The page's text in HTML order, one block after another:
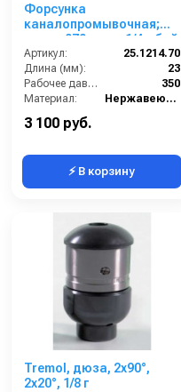
Форсунка
каналопромывочная;
сопло 070; вход 1/4г; бой
3Rx1F
Артикул:
25.1214.70
Длина (мм):
23
Рабочее давление (бар):
350
Материал:
Нержавеющая сталь
3 100 руб.
⚡ В корзину
Tremol, дюза, 2x90°,
2x20°, 1/8 г